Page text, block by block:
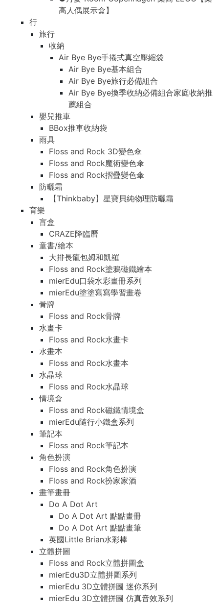
高人偶展示盒】
行
旅行
收納
Air Bye Bye手捲式真空壓縮袋
Air Bye Bye基本組合
Air Bye Bye旅行必備組合
Air Bye Bye換季收納必備組合家庭收納推
薦組合
嬰兒推車
BBox推車收納袋
雨具
Floss and Rock 3D變色傘
Floss and Rock魔術變色傘
Floss and Rock摺疊變色傘
防曬霜
【Thinkbaby】星寶貝純物理防曬霜
育樂
盲盒
CRAZE降臨曆
童書/繪本
大排長龍包姆和凱羅
Floss and Rock塗鴉磁鐵繪本
mierEdu口袋水彩畫冊系列
mierEdu塗塗寫寫學習畫卷
骨牌
Floss and Rock骨牌
水畫卡
Floss and Rock水畫卡
水畫本
Floss and Rock水畫本
水晶球
Floss and Rock水晶球
情境盒
Floss and Rock磁鐵情境盒
mierEdu隨行小鐵盒系列
筆記本
Floss and Rock筆記本
角色扮演
Floss and Rock角色扮演
Floss and Rock扮家家酒
畫筆畫冊
Do A Dot Art
Do A Dot Art 點點畫冊
Do A Dot Art 點點畫筆
英國Little Brian水彩棒
立體拼圖
Floss and Rock立體拼圖盒
mierEdu3D立體拼圖系列
mierEdu 3D立體拼圖 迷你系列
mierEdu 3D立體拼圖 仿真音效系列